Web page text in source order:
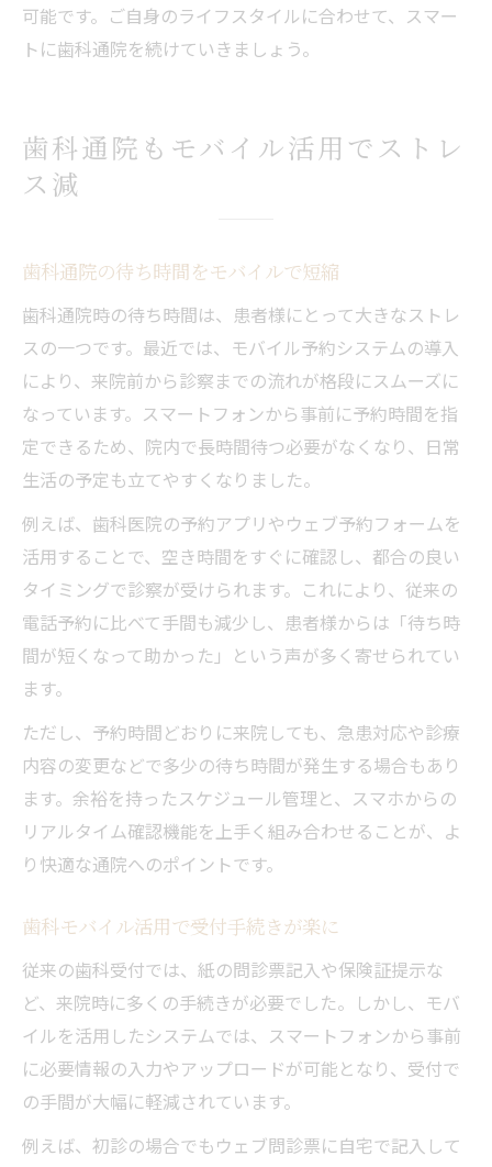
可能です。ご自身のライフスタイルに合わせて、スマー
トに歯科通院を続けていきましょう。
歯科通院もモバイル活用でストレ
ス減
歯科通院の待ち時間をモバイルで短縮
歯科通院時の待ち時間は、患者様にとって大きなストレ
スの一つです。最近では、モバイル予約システムの導入
により、来院前から診察までの流れが格段にスムーズに
なっています。スマートフォンから事前に予約時間を指
定できるため、院内で長時間待つ必要がなくなり、日常
生活の予定も立てやすくなりました。
例えば、歯科医院の予約アプリやウェブ予約フォームを
活用することで、空き時間をすぐに確認し、都合の良い
タイミングで診察が受けられます。これにより、従来の
電話予約に比べて手間も減少し、患者様からは「待ち時
間が短くなって助かった」という声が多く寄せられてい
ます。
ただし、予約時間どおりに来院しても、急患対応や診療
内容の変更などで多少の待ち時間が発生する場合もあり
ます。余裕を持ったスケジュール管理と、スマホからの
リアルタイム確認機能を上手く組み合わせることが、よ
り快適な通院へのポイントです。
歯科モバイル活用で受付手続きが楽に
従来の歯科受付では、紙の問診票記入や保険証提示な
ど、来院時に多くの手続きが必要でした。しかし、モバ
イルを活用したシステムでは、スマートフォンから事前
に必要情報の入力やアップロードが可能となり、受付で
の手間が大幅に軽減されています。
例えば、初診の場合でもウェブ問診票に自宅で記入して